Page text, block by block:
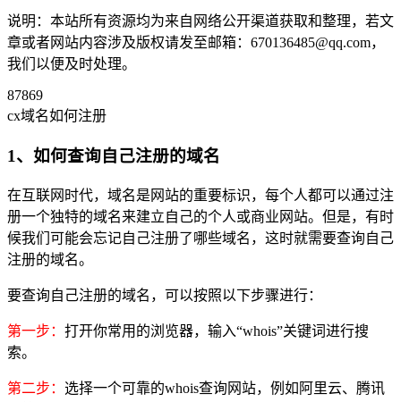
说明：本站所有资源均为来自网络公开渠道获取和整理，若文
章或者网站内容涉及版权请发至邮箱：670136485@qq.com，
我们以便及时处理。
87869
cx域名如何注册
1、如何查询自己注册的域名
在互联网时代，域名是网站的重要标识，每个人都可以通过注
册一个独特的域名来建立自己的个人或商业网站。但是，有时
候我们可能会忘记自己注册了哪些域名，这时就需要查询自己
注册的域名。
要查询自己注册的域名，可以按照以下步骤进行：
第一步： 打开你常用的浏览器，输入“whois”关键词进行搜
索。
第二步： 选择一个可靠的whois查询网站，例如阿里云、腾讯